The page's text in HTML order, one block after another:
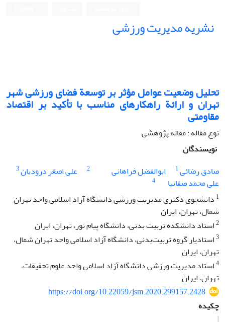
نشریه مدیریت ورزشی
تحلیل وضعیت عوامل مؤثر بر توسعة فضای ورزشی شهر
تهران و ارائة راهکارهای مناسب با تأکید بر اقتصاد
مقاومتی
نوع مقاله : مقاله پژوهشی
نویسندگان
صادق رضائی1 ابوالفضل فراهانی 2 علی اصغر درودیان3
علی محمد صفانیا
4
1 دانشجوی دکتری مدیریت ورزشی دانشگاه آزاد اسلامی واحد تهران
شمال، تهران، ایران
2استاد دانشکده تربیت بدنی، دانشگاه پیام نور، تهران، ایران
3استادیار گروه تربیت‌بدنی، دانشگاه آزاد اسلامی واحد تهران شمال،
تهران، ایران
4استاد مدیریت ورزشی دانشگاه آزاد اسلامی واحد علوم تحقیقات،
تهران، ایران
https://doi.org/10.22059/jsm.2020.299157.2428
چکیده